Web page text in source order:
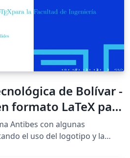
de Bolívar -
formato LaTeX para
- Azul
Antibes con algunas
el uso del logotipo y la
Tecnológica de